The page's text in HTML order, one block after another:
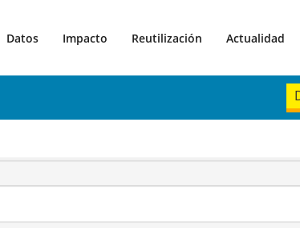
Datos Impacto Reutilización Actualidad